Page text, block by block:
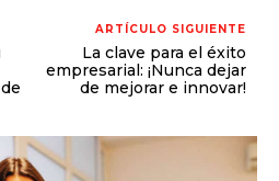
ARTÍCULO SIGUIENTE
La clave para el éxito
empresarial: ¡Nunca dejar
de mejorar e innovar!